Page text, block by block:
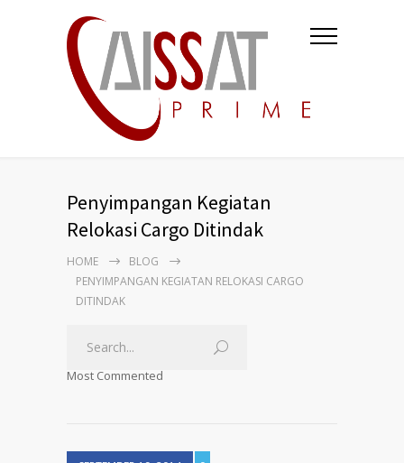
Penyimpangan Kegiatan
Relokasi Cargo Ditindak
HOME
BLOG
PENYIMPANGAN KEGIATAN RELOKASI CARGO
DITINDAK
Most Commented